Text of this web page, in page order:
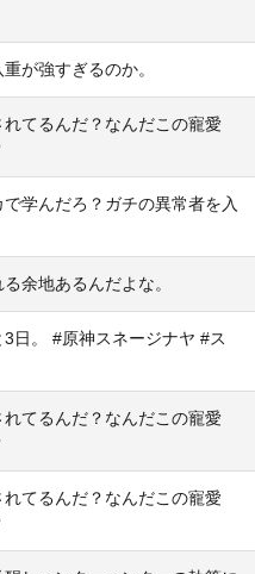
が強すぎるのか。
れてるんだ？なんだこの寵愛
学んだろ？ガチの異常者を入
余地あるんだよな。
3日。 #原神スネージナヤ #ス
れてるんだ？なんだこの寵愛
れてるんだ？なんだこの寵愛